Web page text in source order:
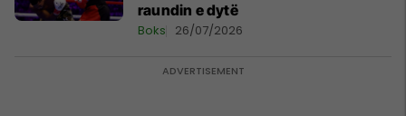
raundin e dytë
Boks 26/07/2026